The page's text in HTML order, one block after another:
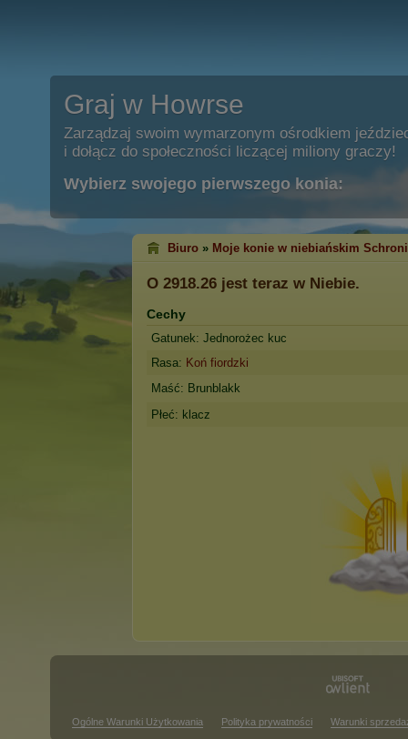
Graj w Howrse
Zarządzaj swoim wymarzonym ośrodkiem
i dołącz do społeczności liczącej miliony graczy!
Wybierz swojego pierwszego konia:
Biuro » Moje konie w niebiańskim
O 2918.26 jest teraz w Niebie.
Cechy
Gatunek: Jednorożec kuc
Rasa: Koń fiordzki
Maść: Brunblakk
Płeć: klacz
Ogólne Warunki Użytkowania Polityka prywatności Warunki